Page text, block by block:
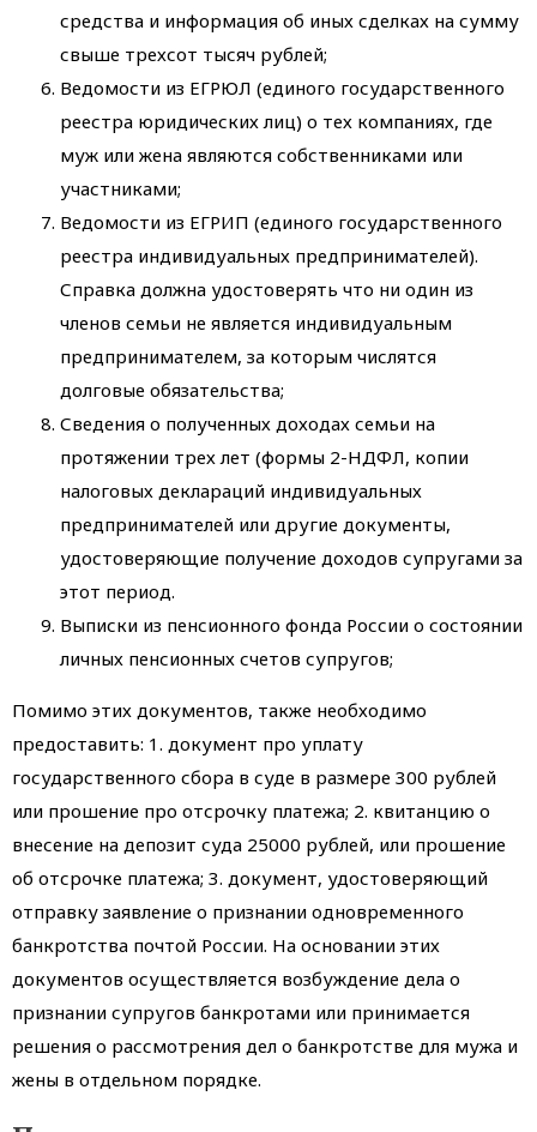
средства и информация об иных сделках на сумму
свыше трехсот тысяч рублей;
Ведомости из ЕГРЮЛ (единого государственного
реестра юридических лиц) о тех компаниях, где
муж или жена являются собственниками или
участниками;
Ведомости из ЕГРИП (единого государственного
реестра индивидуальных предпринимателей).
Справка должна удостоверять что ни один из
членов семьи не является индивидуальным
предпринимателем, за которым числятся
долговые обязательства;
Сведения о полученных доходах семьи на
протяжении трех лет (формы 2-НДФЛ, копии
налоговых деклараций индивидуальных
предпринимателей или другие документы,
удостоверяющие получение доходов супругами за
этот период.
Выписки из пенсионного фонда России о состоянии
личных пенсионных счетов супругов;
Помимо этих документов, также необходимо
предоставить: 1. документ про уплату
государственного сбора в суде в размере 300 рублей
или прошение про отсрочку платежа; 2. квитанцию о
внесение на депозит суда 25000 рублей, или прошение
об отсрочке платежа; 3. документ, удостоверяющий
отправку заявление о признании одновременного
банкротства почтой России. На основании этих
документов осуществляется возбуждение дела о
признании супругов банкротами или принимается
решения о рассмотрения дел о банкротстве для мужа и
жены в отдельном порядке.